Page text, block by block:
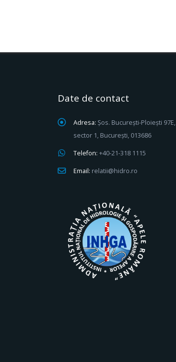
Date de contact
Adresa: Șos. București-Ploiești 97E,
sector 1, București, 013686
Telefon: +40-21-318 1115
Email: relatii@hidro.ro